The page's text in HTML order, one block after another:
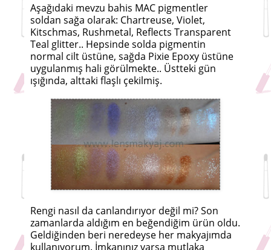
Aşağıdaki mevzu bahis MAC pigmentler
soldan sağa olarak: Chartreuse, Violet,
Kitschmas, Rushmetal, Reflects Transparent
Teal glitter.. Hepsinde solda pigmentin
normal cilt üstüne, sağda Pixie Epoxy üstüne
uygulanmış hali görülmekte.. Üstteki gün
ışığında, alttaki flaşlı çekilmiş.
Rengi nasıl da canlandırıyor değil mi? Son
zamanlarda aldığım en beğendiğim ürün oldu.
Geldiğinden beri neredeyse her makyajımda
kullanıyorum. İmkanınız varsa mutlaka